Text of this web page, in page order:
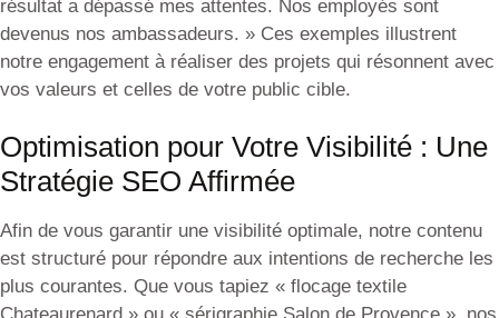
résultat a dépassé mes attentes. Nos employés sont
devenus nos ambassadeurs. » Ces exemples illustrent
notre engagement à réaliser des projets qui résonnent avec
vos valeurs et celles de votre public cible.
Optimisation pour Votre Visibilité : Une
Stratégie SEO Affirmée
Afin de vous garantir une visibilité optimale, notre contenu
est structuré pour répondre aux intentions de recherche les
plus courantes. Que vous tapiez « flocage textile